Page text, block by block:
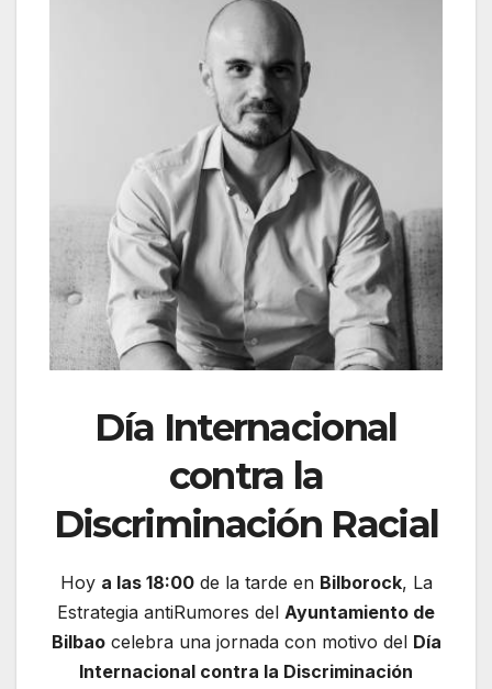
Día Internacional
contra la
Discriminación Racial
Hoy a las 18:00de la tarde en Bilborock, La
Estrategia antiRumores del Ayuntamiento de
Bilbaocelebra una jornada con motivo del Día
Internacional contra la Discriminación